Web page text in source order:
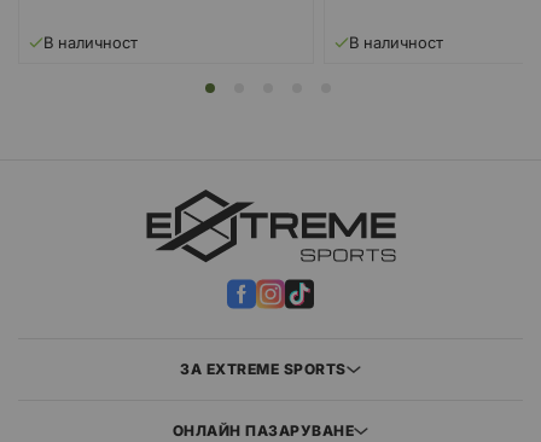
В наличност В наличност
ЗА EXTREME SPORTS
ОНЛАЙН ПАЗАРУВАНЕ